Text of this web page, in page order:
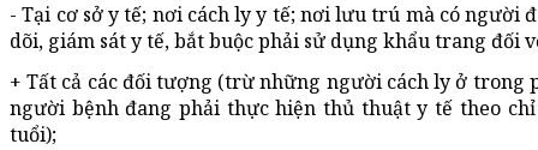
- Tại cơ sở y tế; nơi cách ly y tế; nơi lưu trú mà có người
dõi, giám sát y tế, bắt buộc phải sử dụng khẩu trang đối
+ Tất cả các đối tượng (trừ những người cách ly ở trong
người bệnh đang phải thực hiện thủ thuật y tế theo
tuổi);